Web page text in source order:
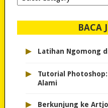
dipilih..
BACA
▸ Latihan Ngomong
▸
Tutorial
Alami
▸ Berkunjung ke